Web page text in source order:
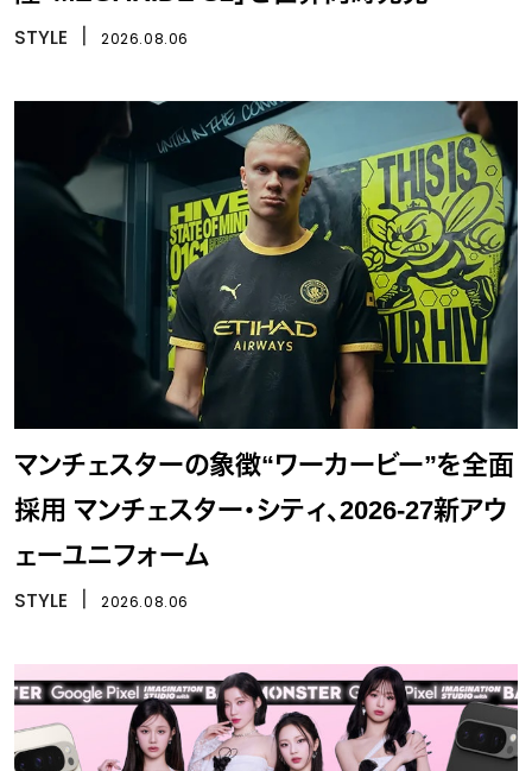
STYLE 2026.08.06
マンチェスターの象徴“ワーカービー”を全面
採用 マンチェスター・シティ、2026-27新アウ
ェーユニフォーム
STYLE 2026.08.06